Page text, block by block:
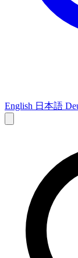
English 日本語